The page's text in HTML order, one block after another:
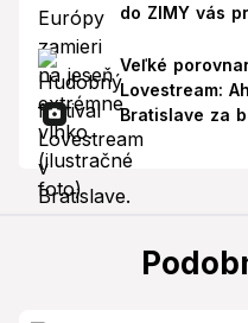
do ZIMY vás
Veľké
Lovestream:
Bratislave za